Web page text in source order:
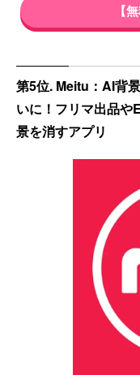
【
第5位. Meitu：AI背
いに！フリマ出品や
景を消すアプリ